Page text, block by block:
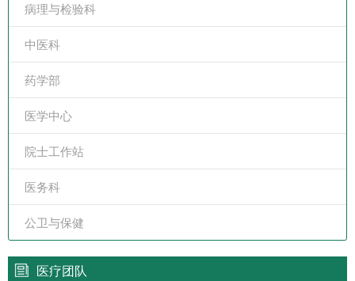
病理与检验科
中医科
药学部
医学中心
院士工作站
医务科
公卫与保健
医疗团队